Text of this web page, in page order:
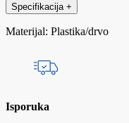
Specifikacija +
Materijal: Plastika/drvo
Isporuka